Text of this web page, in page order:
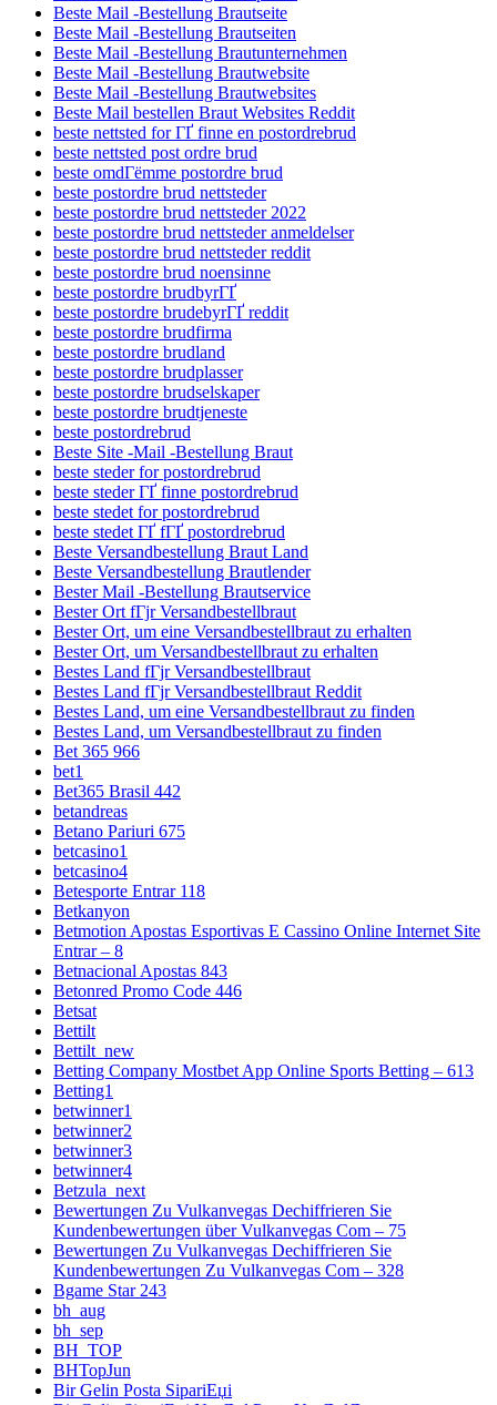
Beste Mail -Bestellung Brautseite
Beste Mail -Bestellung Brautseiten
Beste Mail -Bestellung Brautunternehmen
Beste Mail -Bestellung Brautwebsite
Beste Mail -Bestellung Brautwebsites
Beste Mail bestellen Braut Websites Reddit
beste nettsted for ГҐ finne en postordrebrud
beste nettsted post ordre brud
beste omdГёmme postordre brud
beste postordre brud nettsteder
beste postordre brud nettsteder 2022
beste postordre brud nettsteder anmeldelser
beste postordre brud nettsteder reddit
beste postordre brud noensinne
beste postordre brudbyrГҐ
beste postordre brudebyrГҐ reddit
beste postordre brudfirma
beste postordre brudland
beste postordre brudplasser
beste postordre brudselskaper
beste postordre brudtjeneste
beste postordrebrud
Beste Site -Mail -Bestellung Braut
beste steder for postordrebrud
beste steder ГҐ finne postordrebrud
beste stedet for postordrebrud
beste stedet ГҐ fГҐ postordrebrud
Beste Versandbestellung Braut Land
Beste Versandbestellung Brautlender
Bester Mail -Bestellung Brautservice
Bester Ort fГјr Versandbestellbraut
Bester Ort, um eine Versandbestellbraut zu erhalten
Bester Ort, um Versandbestellbraut zu erhalten
Bestes Land fГјr Versandbestellbraut
Bestes Land fГјr Versandbestellbraut Reddit
Bestes Land, um eine Versandbestellbraut zu finden
Bestes Land, um Versandbestellbraut zu finden
Bet 365 966
bet1
Bet365 Brasil 442
betandreas
Betano Pariuri 675
betcasino1
betcasino4
Betesporte Entrar 118
Betkanyon
Betmotion Apostas Esportivas E Cassino Online Internet Site
Entrar – 8
Betnacional Apostas 843
Betonred Promo Code 446
Betsat
Bettilt
Bettilt_new
Betting Company Mostbet App Online Sports Betting – 613
Betting1
betwinner1
betwinner2
betwinner3
betwinner4
Betzula_next
Bewertungen Zu Vulkanvegas Dechiffrieren Sie
Kundenbewertungen über Vulkanvegas Com – 75
Bewertungen Zu Vulkanvegas Dechiffrieren Sie
Kundenbewertungen Zu Vulkanvegas Com – 328
Bgame Star 243
bh_aug
bh_sep
BH_TOP
BHTopJun
Bir Gelin Posta SipariЕџi